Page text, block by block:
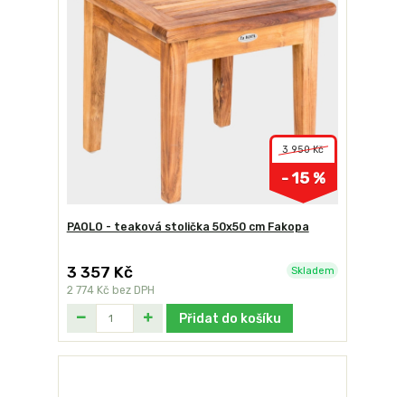
3 950 Kč
- 15 %
PAOLO - teaková stolička 50x50 cm Fakopa
3 357 Kč
2 774 Kč bez DPH
Skladem
Přidat do košíku